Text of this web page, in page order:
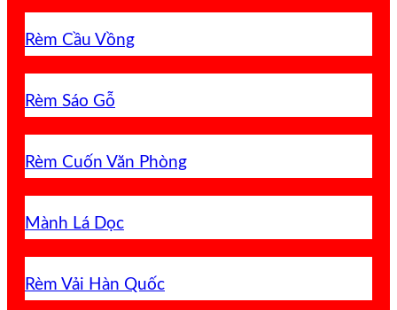
Rèm Cầu Vồng
Rèm Sáo Gỗ
Rèm Cuốn Văn Phòng
Mành Lá Dọc
Rèm Vải Hàn Quốc